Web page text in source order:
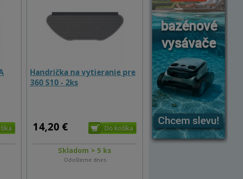
Handrička na vytieranie pre
360 S10 - 2ks
14,20 €
Skladom > 5 ks
Odošleme dnes